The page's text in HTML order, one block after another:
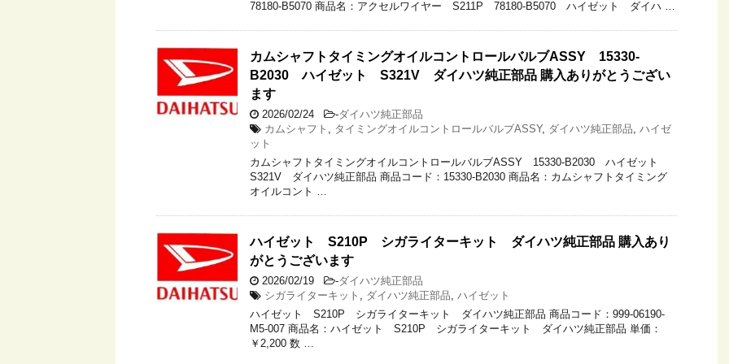
78180-B5070 商品名：アクセルワイヤー S211P 78180-B5070 ハイゼット ダイハ …
カムシャフトタイミングオイルコントロールバルブASSY 15330-
B2030 ハイゼット S321V ダイハツ純正部品 購入ありがとうござい
ます
2026/02/24 -ダイハツ純正部品
カムシャフト , タイミングオイルコントロールバルブASSY, ダイハツ純正部品, ハイゼ
ット
カムシャフトタイミングオイルコントロールバルブASSY 15330-B2030 ハイゼット
S321V ダイハツ純正部品 商品コード：15330-B2030 商品名：カムシャフトタイミング
オイルコント …
ハイゼット S210P シガライターキット ダイハツ純正部品 購入あり
がとうございます
2026/02/19 -ダイハツ純正部品
シガライターキット , ダイハツ純正部品, ハイゼット
ハイゼット S210P シガライターキット ダイハツ純正部品 商品コード：999-06190-
M5-007 商品名：ハイゼット S210P シガライターキット ダイハツ純正部品 単価：
￥2,200 数 …